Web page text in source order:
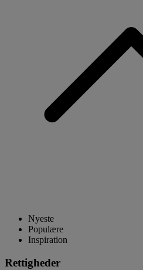
Nyeste
Populære
Inspiration
Rettigheder